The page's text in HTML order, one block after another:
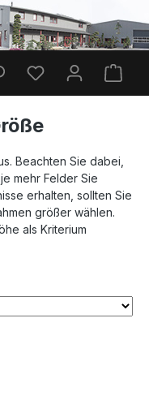
Du hast 0
Beachten Sie dabei,
mehr Felder Sie
erhalten, sollten Sie
größer wählen.
als Kriterium